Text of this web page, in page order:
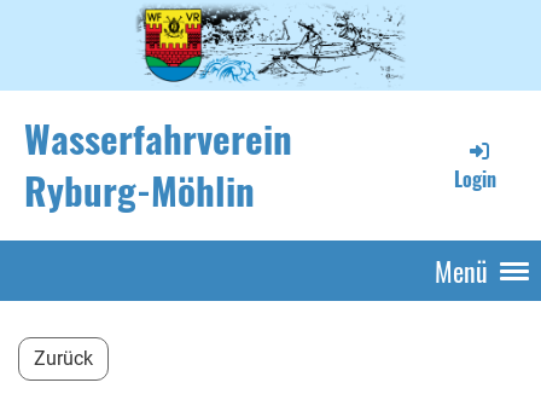
Wasserfahrverein
Ryburg-Möhlin
Login
Menü
Zurück